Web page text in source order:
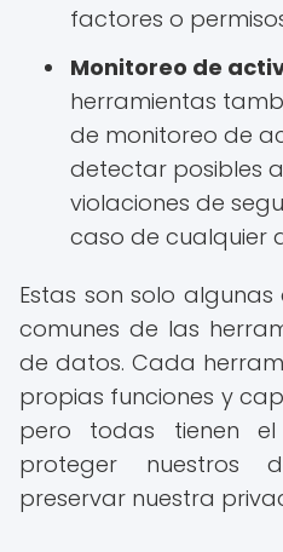
factores o
Monitoreo de
herramientas
de monitoreo de
detectar posibles
violaciones de
caso de cualquier
Estas son solo
comunes de las
de datos. Cada
propias funciones y
pero todas tienen
proteger nuestros
preservar nuestra